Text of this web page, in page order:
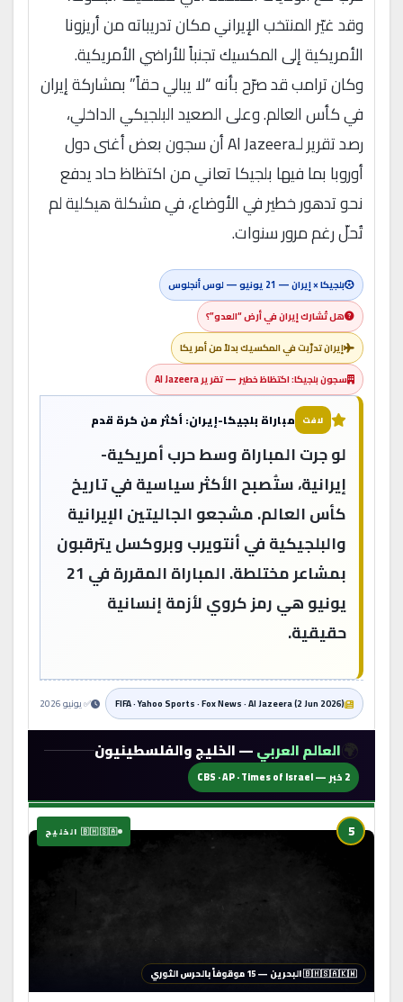
وقد غيّر المنتخب الإيراني مكان تدريباته من أريزونا
الأمريكية إلى المكسيك تجنباً للأراضي الأمريكية.
وكان ترامب قد صرّح بأنه “لا يبالي حقاً” بمشاركة إيران
في كأس العالم. وعلى الصعيد البلجيكي الداخلي،
رصد تقرير لـAl Jazeera أن سجون بعض أغنى دول
أوروبا بما فيها بلجيكا تعاني من اكتظاظ حاد يدفع
نحو تدهور خطير في الأوضاع، في مشكلة هيكلية لم
تُحلّ رغم مرور سنوات.
بلجيكا × إيران — 21 يونيو — لوس أنجلوس
هل تُشارك إيران في أرض “العدو”؟
إيران تدرّبت في المكسيك بدلاً من أمريكا
سجون بلجيكا: اكتظاظ خطير — تقرير Al Jazeera
لافت مباراة بلجيكا-إيران: أكثر من كرة قدم
لو جرت المباراة وسط حرب أمريكية-
إيرانية، ستُصبح الأكثر سياسية في تاريخ
كأس العالم. مشجعو الجاليتين الإيرانية
والبلجيكية في أنتويرب وبروكسل يترقبون
بمشاعر مختلطة. المباراة المقررة في 21
يونيو هي رمز كروي لأزمة إنسانية
حقيقية.
FIFA · Yahoo Sports · Fox News · Al Jazeera (2 Jun 2026) ✅ يونيو 2026
🌍العالم العربي— الخليج والفلسطينيون
2 خبر — CBS · AP · Times of Israel
5 🇧🇭🇸🇦 الخليج
🇧🇭🇸🇦🇰🇼 البحرين — 15 موقوفاً بالحرس الثوري